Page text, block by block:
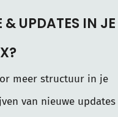
& UPDATES IN JE
meer structuur in je
van nieuwe updates